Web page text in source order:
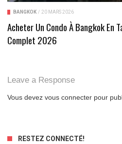
BANGKOK / 20 MARS 2026
Acheter Un Condo À Bangkok En
Complet 2026
Leave a Response
Vous devez vous connecter pour
RESTEZ CONNECTÉ!